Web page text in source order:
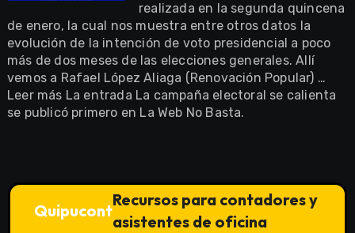
realizada en la segunda quincena
de enero, la cual nos muestra entre otros datos la
evolución de la intención de voto presidencial a poco
más de dos meses de las elecciones generales. Allí
vemos a Rafael López Aliaga (Renovación Popular) …
Leer más La entrada La campaña electoral se calienta
se publicó primero en La Web No Basta.
Quipucont
Recursos para contadores y
asistentes de oficina